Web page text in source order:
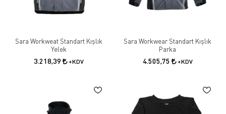
Sara Workweat Standart Kışlık
Yelek
3.218,39 +KDV
Sara Workwear Standart Kışlık
Parka
4.505,75 +KDV